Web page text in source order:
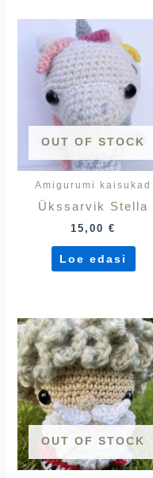
OUT OF STOCK
Amigurumi kaisukad
Ükssarvik Stella
15,00€
Loe edasi
OUT OF STOCK